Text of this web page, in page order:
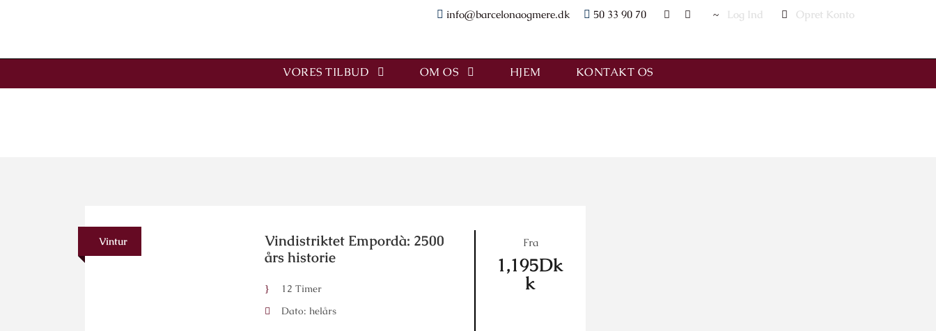
info@barcelonaogmere.dk 50 33 90 70 Log Ind Opret Konto
VORES TILBUD OM OS HJEM KONTAKT OS
Vintur
Vindistriktet Empordà: 2500
års historie
12 Timer
Dato: helårs
Fra
1,195Dk
k